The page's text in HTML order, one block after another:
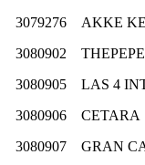
3079276
AKKE
3080902
3080905
LAS 4
3080906
CETARA
3080907
GRAN